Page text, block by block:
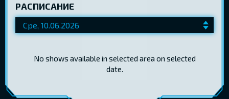
РАСПИСАНИЕ
No shows available in selected area on selected
date.